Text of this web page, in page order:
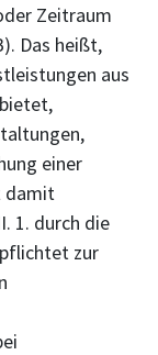
Zeitraum
Das heißt,
aus
einer
damit
1. durch die
zur